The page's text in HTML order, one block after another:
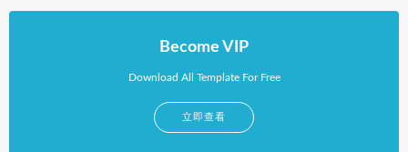
Become VIP
Download All Template For Free
立即查看